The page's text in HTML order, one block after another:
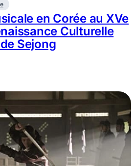
en Corée au XVe
Culturelle
Sejong